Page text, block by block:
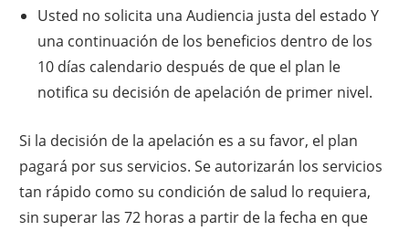
Usted no solicita una Audiencia justa del estado Y
una continuación de los beneficios dentro de los
10 días calendario después de que el plan le
notifica su decisión de apelación de primer nivel.
Si la decisión de la apelación es a su favor, el plan
pagará por sus servicios. Se autorizarán los servicios
tan rápido como su condición de salud lo requiera,
sin superar las 72 horas a partir de la fecha en que